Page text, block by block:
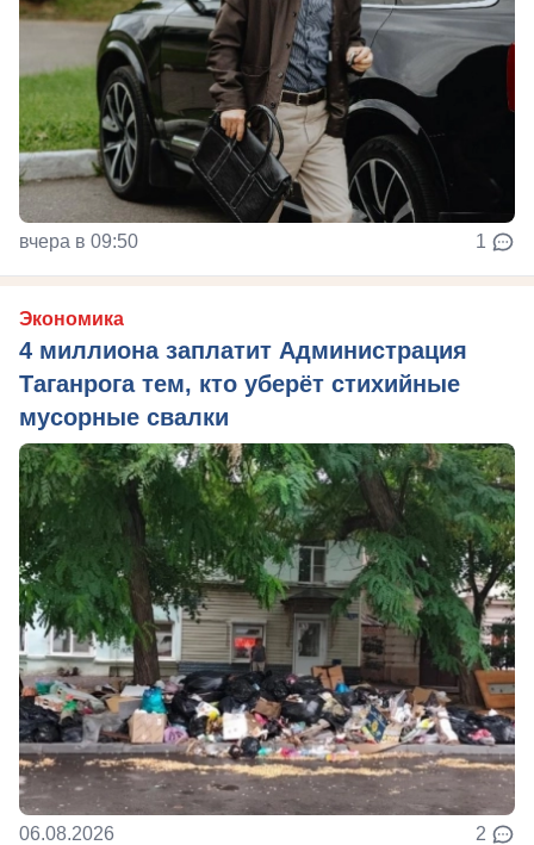
вчера в 09:50 1
Экономика
4 миллиона заплатит Администрация
Таганрога тем, кто уберёт стихийные
мусорные свалки
06.08.2026 2